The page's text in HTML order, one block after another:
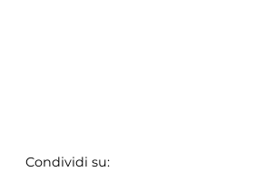
Condividi su: